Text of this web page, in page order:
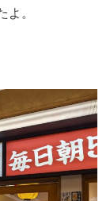
。